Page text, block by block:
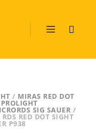
/ MIRAS RED DOT
SIG SAUER /
RED DOT SIGHT
P938